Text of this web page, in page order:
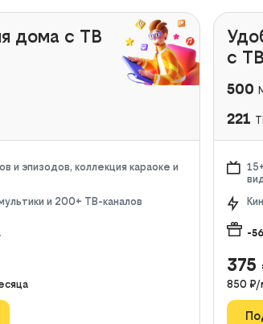
дома с ТВ
и эпизодов, коллекция караоке и
и 200+ ТВ-каналов
с ТВ
500
221
-56
375
850 ₽/